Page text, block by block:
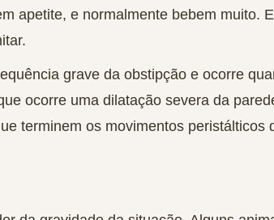
apetite, e normalmente bebem muito.
grave da obstipção e ocorre
ocorre uma dilatação severa da
terminem os movimentos peristálticos